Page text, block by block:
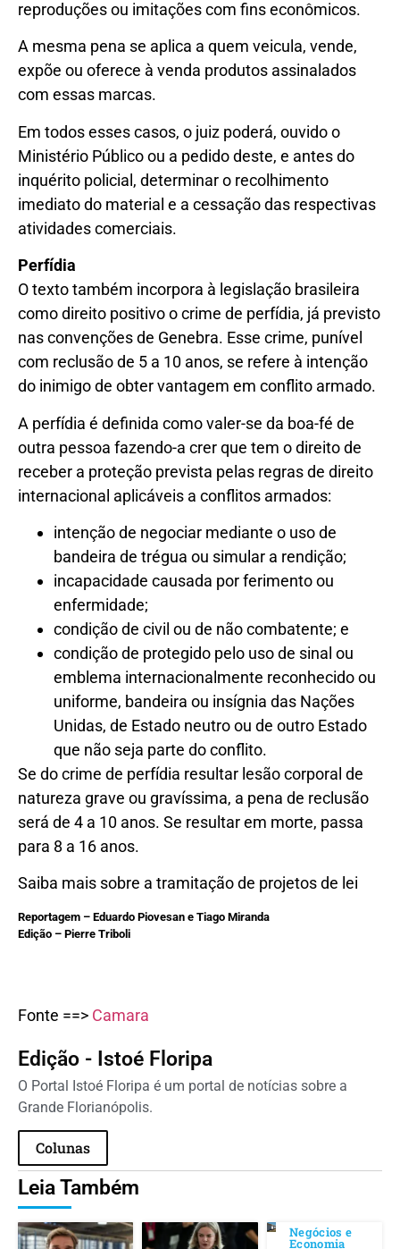
reproduções ou imitações com fins econômicos.
A mesma pena se aplica a quem veicula, vende,
expõe ou oferece à venda produtos assinalados
com essas marcas.
Em todos esses casos, o juiz poderá, ouvido o
Ministério Público ou a pedido deste, e antes do
inquérito policial, determinar o recolhimento
imediato do material e a cessação das respectivas
atividades comerciais.
Perfídia
O texto também incorpora à legislação brasileira
como direito positivo o crime de perfídia, já previsto
nas convenções de Genebra. Esse crime, punível
com reclusãode 5 a 10 anos, se refere à intenção
do inimigo de obter vantagem em conflito armado.
A perfídia é definida como valer-se da boa-fé de
outra pessoa fazendo-a crer que tem o direito de
receber a proteção prevista pelas regras de direito
internacional aplicáveis a conflitos armados:
intenção de negociar mediante o uso de
bandeira de trégua ou simular a rendição;
incapacidade causada por ferimento ou
enfermidade;
condição de civil ou de não combatente; e
condição de protegido pelo uso de sinal ou
emblema internacionalmente reconhecido ou
uniforme, bandeira ou insígnia das Nações
Unidas, de Estado neutro ou de outro Estado
que não seja parte do conflito.
Se do crime de perfídia resultar lesão corporal de
natureza grave ou gravíssima, a pena de reclusão
será de 4 a 10 anos. Se resultar em morte, passa
para 8 a 16 anos.
Saiba mais sobre a tramitação de projetos de lei
Reportagem – Eduardo Piovesan e Tiago Miranda
Edição – Pierre Triboli
Fonte ==> Camara
Edição - Istoé Floripa
O Portal Istoé Floripa é um portal de notícias sobre a
Grande Florianópolis.
Colunas
Leia Também
Negócios e
Economia